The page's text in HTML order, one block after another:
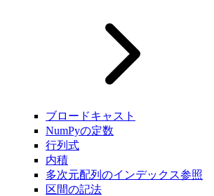
ブロードキャスト
NumPyの定数
行列式
内積
多次元配列のインデックス参照
区間の記法